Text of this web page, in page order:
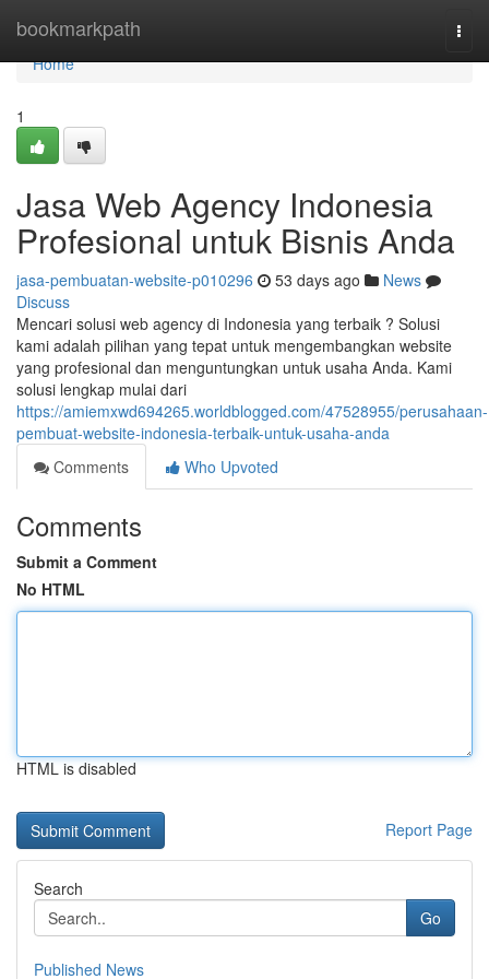
bookmarkpath
Home
Home
1
Jasa Web Agency Indonesia
Profesional untuk Bisnis Anda
jasa-pembuatan-website-p010296 53 days ago
News
Discuss
Mencari solusi web agency di Indonesia yang terbaik ? Solusi
kami adalah pilihan yang tepat untuk mengembangkan website
yang profesional dan menguntungkan untuk usaha Anda. Kami
solusi lengkap mulai dari
https://amiemxwd694265.worldblogged.com/47528955/perusahaan-
pembuat-website-indonesia-terbaik-untuk-usaha-anda
Comments
Who Upvoted
Comments
Submit a Comment
No HTML
HTML is disabled
Report Page
Search
Go
Published News